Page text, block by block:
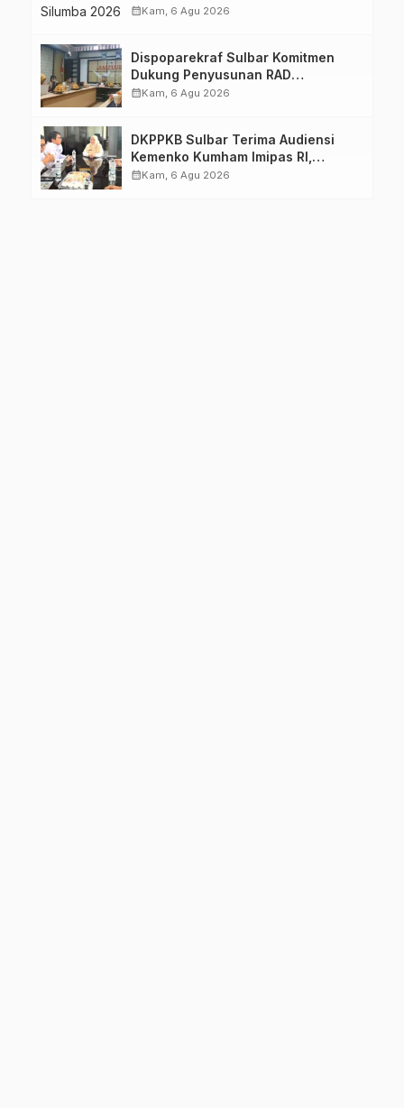
Pastikan Persiapan Tetap
calendar_monthKam, 6 Agu 2026
Dispoparekraf Sulbar Komitmen
Dukung Penyusunan RAD
TPB/SDGs Sulawesi Barat
calendar_monthKam, 6 Agu 2026
DKPPKB Sulbar Terima Audiensi
Kemenko Kumham Imipas RI,
Perkuat Pelayanan Kesehatan bagi
calendar_monthKam, 6 Agu 2026